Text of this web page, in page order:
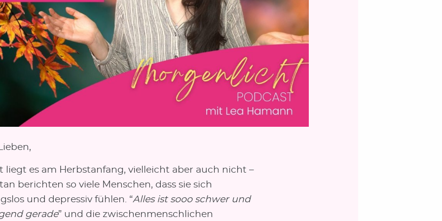
liegt es am Herbstanfang, vielleicht aber auch nicht –
berichten so viele Menschen, dass sie sich
und depressiv fühlen. “Alles ist sooo schwer und
gerade” und die zwischenmenschlichen